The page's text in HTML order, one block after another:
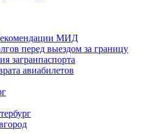
МИД
перед выездом за границу
загранпаспорта
авиабилетов